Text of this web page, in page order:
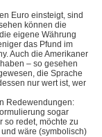
Euro einsteigt, sind
können die
eigene Währung
das Pfund im
Auch die Amerikaner
– so gesehen
die Sprache
nur wert ist, wer
Redewendungen:
sogar
so redet, möchte zu
wäre (symbolisch)